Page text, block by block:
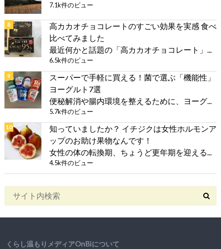
7.1k件のビュー
高カカオチョコレートのすごい効果を実感 食べ
比べてみました
最近何かと話題の「高カカオチョコレート」...
6.5k件のビュー
スーパーで手軽に買える！菌で選ぶ「機能性」
ヨーグルト7選
便秘解消や腸内環境を整えるために、ヨーグ...
5.7k件のビュー
知っていましたか？ イチジクは女性ホルモンア
ップのお助け果物なんです！
女性の体の転換期、ちょうど更年期を迎える...
4.5k件のビュー
くらし温もりメディアOnBiについて